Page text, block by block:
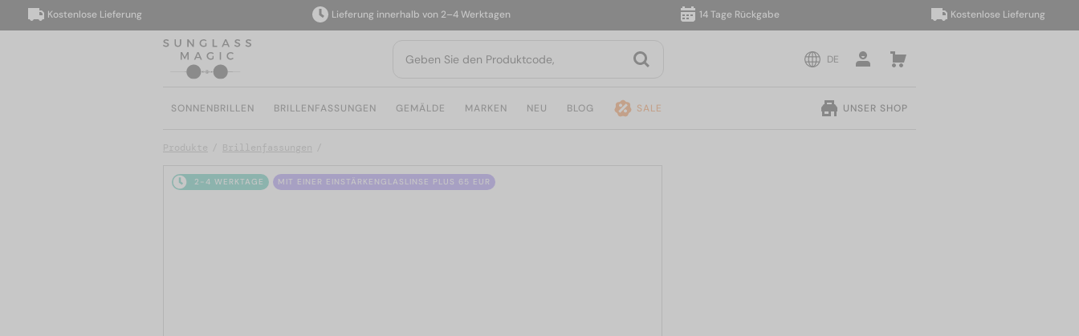
Kostenlose Lieferung Lieferung innerhalb von 2–4 Werktagen 14 Tage Rückgabe Kostenlose Lieferung
DE
SONNENBRILLEN BRILLENFASSUNGEN GEMÄLDE MARKEN NEU BLOG SALE UNSER SHOP
Produkte Brillenfassungen
2-4 WERKTAGE MIT EINER EINSTÄRKENGLASLINSE PLUS 65 EUR